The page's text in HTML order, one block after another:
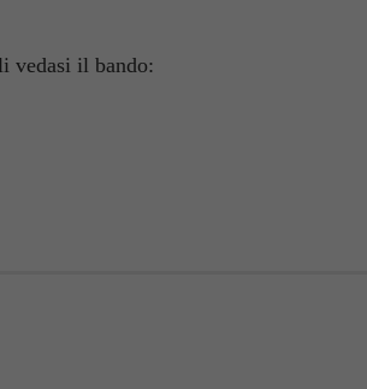
vedasi il bando: